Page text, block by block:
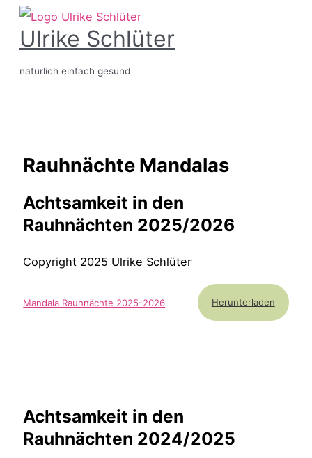
Zum
InhaltUlrike Schlüter
natürlich einfach gesund
Rauhnächte Mandalas
Achtsamkeit in den
Rauhnächten 2025/2026
Copyright 2025 Ulrike Schlüter
Mandala Rauhnächte 2025-2026 Herunterladen
Achtsamkeit in den
Rauhnächten 2024/2025